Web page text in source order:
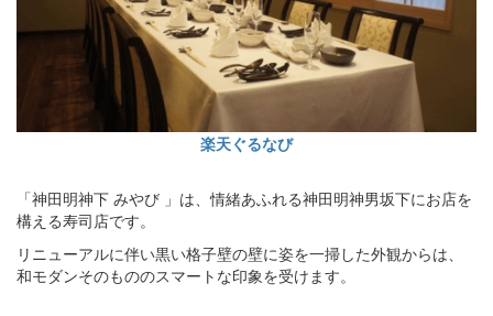
楽天ぐるなび
「神田明神下 みやび 」は、情緒あふれる神田明神男坂下にお店を
構える寿司店です。
リニューアルに伴い黒い格子壁の壁に姿を一掃した外観からは、
和モダンそのもののスマートな印象を受けます。